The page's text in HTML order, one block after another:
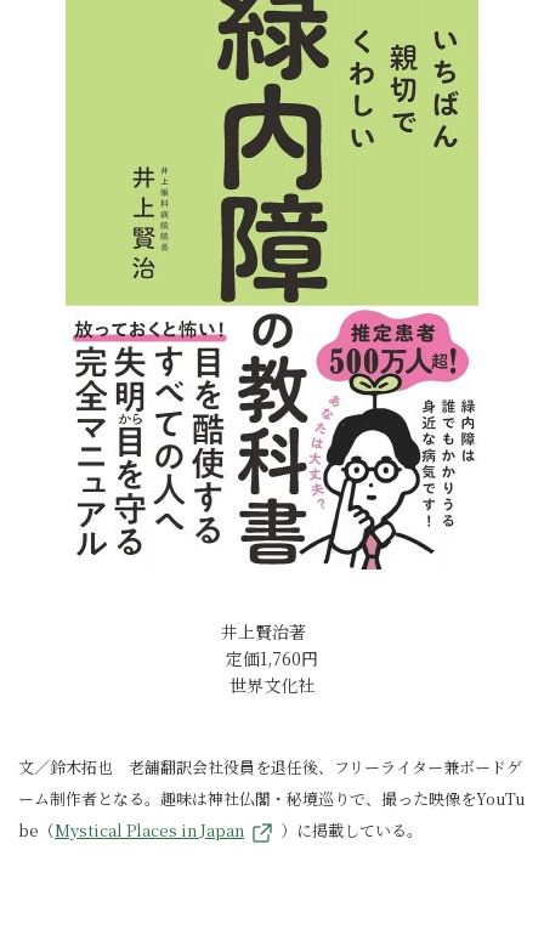
井上賢治著
定価1,760円
世界文化社
文／鈴木拓也 老舗翻訳会社役員を退任後、フリーライター兼ボードゲ
ーム制作者となる。趣味は神社仏閣・秘境巡りで、撮った映像をYouTu
be（Mystical Places in Japan ）に掲載している。